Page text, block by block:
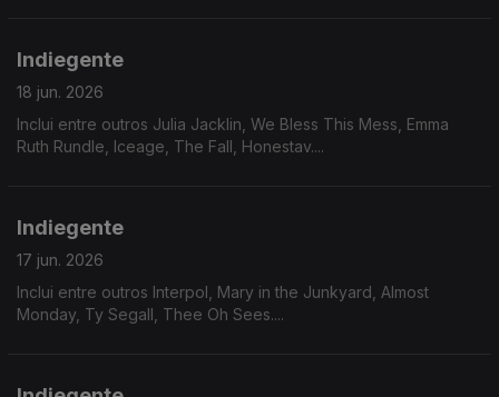
Indiegente
18 jun. 2026
Inclui entre outros Julia Jacklin, We Bless This Mess, Emma
Ruth Rundle, Iceage, The Fall, Honestav....
Indiegente
17 jun. 2026
Inclui entre outros Interpol, Mary in the Junkyard, Almost
Monday, Ty Segall, Thee Oh Sees....